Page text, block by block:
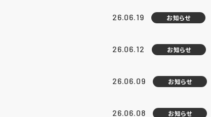
26.06.19 お知らせ
26.06.12 お知らせ
26.06.09 お知らせ
26.06.08 お知らせ